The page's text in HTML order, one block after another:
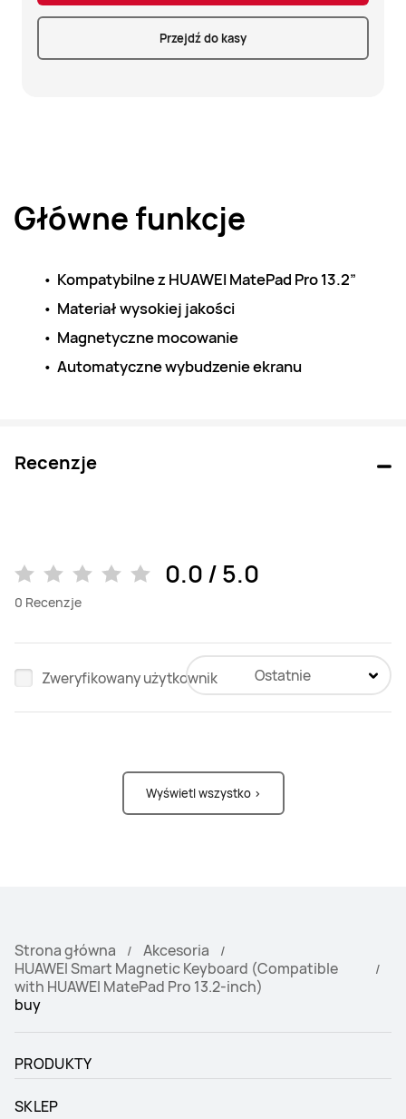
Przejdź do kasy
Główne funkcje
Kompatybilne z HUAWEI MatePad Pro 13.2”
Materiał wysokiej jakości
Magnetyczne mocowanie
Automatyczne wybudzenie ekranu
Recenzje
0.0 / 5.0
0 Recenzje
Zweryfikowany użytkownik Ostatnie
Wyświetl wszystko >
Strona główna
Akcesoria
HUAWEI Smart Magnetic Keyboard (Compatible
with HUAWEI MatePad Pro 13.2-inch)
buy
PRODUKTY
SKLEP